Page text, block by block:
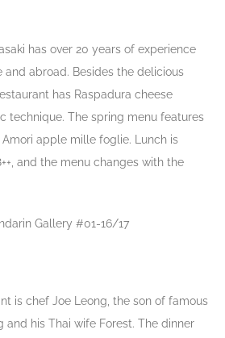
has over 20 years of experience
and abroad. Besides the delicious
has Raspadura cheese
technique. The spring menu features
apple mille foglie. Lunch is
and the menu changes with the
Gallery #01-16/17
is chef Joe Leong, the son of famous
and his Thai wife Forest. The dinner